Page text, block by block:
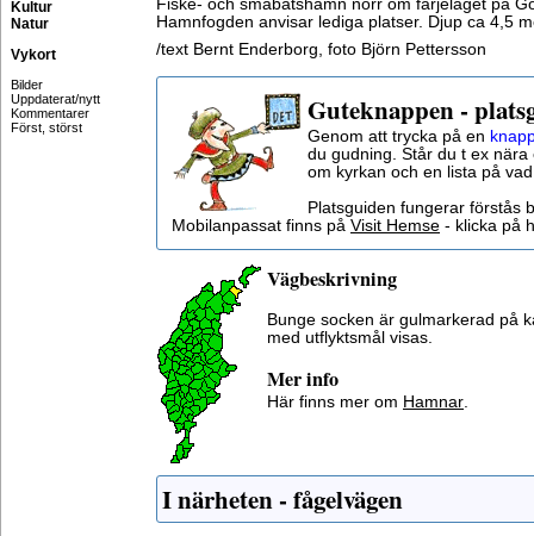
Kultur
Natur
Vykort
Bilder
Uppdaterat/nytt
Kommentarer
Först, störst
Fiske- och småbåtshamn norr om färjeläget på
Hamnfogden anvisar lediga platser. Djup ca 4,5
/text Bernt Enderborg, foto Björn Pettersson
Guteknappen -
Genom att trycka på en
du gudning. Står du t ex
om kyrkan och en lista på
Platsguiden fungerar förstås
Mobilanpassat finns på Visit Hemse - klicka på
Vägbeskrivning
Bunge socken är gulmarkerad på
med utflyktsmål visas.
Mer info
Här finns mer om Hamnar.
I närheten - fågelvägen